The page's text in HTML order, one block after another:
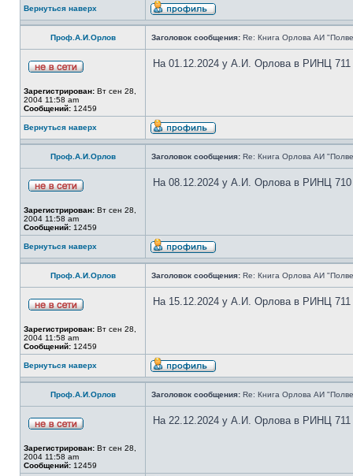
Вернуться наверх
Проф.А.И.Орлов Заголовок сообщения: Re: Книга Орлова АИ
Зарегистрирован: Вт сен 28,
2004 11:58 am
Сообщений: 12459
На 01.12.2024 у А.И. Орлова в РИНЦ 711
Вернуться наверх
Проф.А.И.Орлов Заголовок сообщения: Re: Книга Орлова АИ
Зарегистрирован: Вт сен 28,
2004 11:58 am
Сообщений: 12459
На 08.12.2024 у А.И. Орлова в РИНЦ 710
Вернуться наверх
Проф.А.И.Орлов Заголовок сообщения: Re: Книга Орлова АИ
Зарегистрирован: Вт сен 28,
2004 11:58 am
Сообщений: 12459
На 15.12.2024 у А.И. Орлова в РИНЦ 711
Вернуться наверх
Проф.А.И.Орлов Заголовок сообщения: Re: Книга Орлова АИ
Зарегистрирован: Вт сен 28,
2004 11:58 am
Сообщений: 12459
На 22.12.2024 у А.И. Орлова в РИНЦ 711